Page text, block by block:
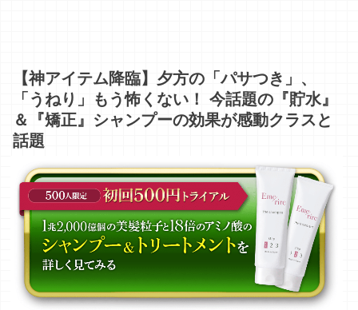
【神アイテム降臨】夕方の「パサつき」、
「うねり」もう怖くない！ 今話題の『貯水』
＆『矯正』シャンプーの効果が感動クラスと
話題